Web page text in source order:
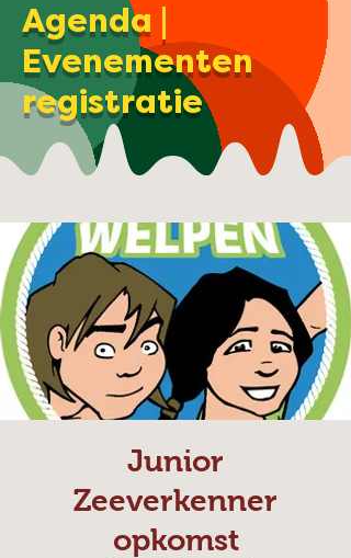
Agenda |
Evenementen
registratie
Junior
Zeeverkenner
opkomst